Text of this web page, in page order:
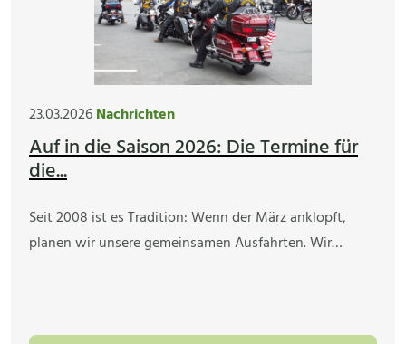
23.03.2026Nachrichten
Auf in die Saison 2026: Die Termine für
die...
Seit 2008 ist es Tradition: Wenn der März anklopft,
planen wir unsere gemeinsamen Ausfahrten. Wir…